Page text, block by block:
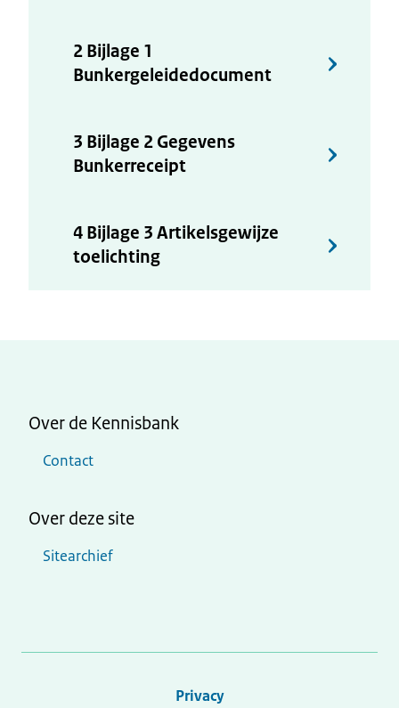
2 Bijlage 1
Bunkergeleidedocument
3 Bijlage 2 Gegevens
Bunkerreceipt
4 Bijlage 3 Artikelsgewijze
toelichting
Over de Kennisbank
Contact
Over deze site
Sitearchief
Privacy